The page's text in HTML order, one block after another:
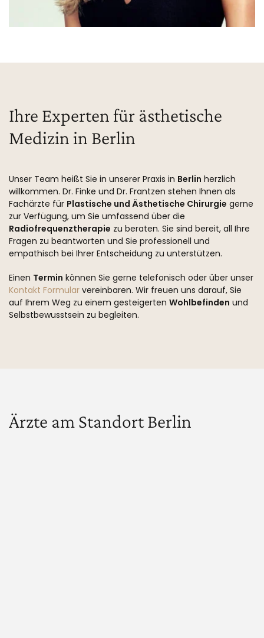
Ihre Experten für ästhetische
Medizin in Berlin
Unser Team heißt Sie in unserer Praxis in Berlin herzlich
willkommen. Dr. Finke und Dr. Frantzen stehen Ihnen als
Fachärzte für Plastische und Ästhetische Chirurgie gerne
zur Verfügung, um Sie umfassend über die
Radiofrequenztherapie zu beraten. Sie sind bereit, all Ihre
Fragen zu beantworten und Sie professionell und
empathisch bei Ihrer Entscheidung zu unterstützen.
Einen Termin können Sie gerne telefonisch oder über unser
Kontakt Formular vereinbaren. Wir freuen uns darauf, Sie
auf Ihrem Weg zu einem gesteigerten Wohlbefinden und
Selbstbewusstsein zu begleiten.
Ärzte am Standort Berlin